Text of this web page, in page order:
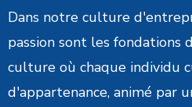
Dans notre culture
passion sont les fondations
culture où chaque individu
d'appartenance, animé par